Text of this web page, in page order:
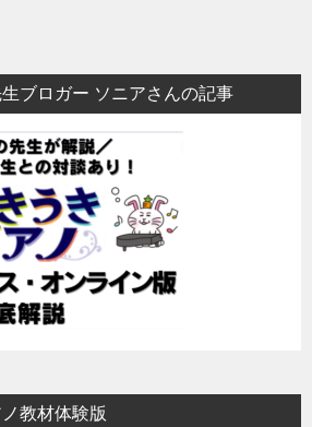
生ブロガー ソニアさんの記事
教材体験版